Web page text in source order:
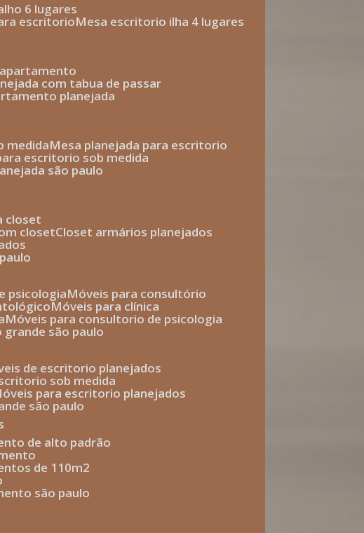
6 lugares
escritorio mesa escritorio ilha 4 lugares
com tabua de passar
planejada
medida mesa planejada para escritorio
para escritorio sob medida
são paulo
closet
closet closet armários planejados
psicologia móveis para consultório
móveis para clínica
móveis para consultorio de psicologia
grande são paulo
de escritorio planejados
sob medida
móveis para escritorio planejados
são paulo
de alto padrão
de 110m2
são paulo